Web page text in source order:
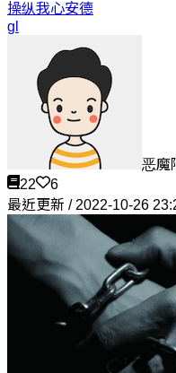
操纵我心安德
gl
恶魔
22
6
最近更新 / 2022-10-26